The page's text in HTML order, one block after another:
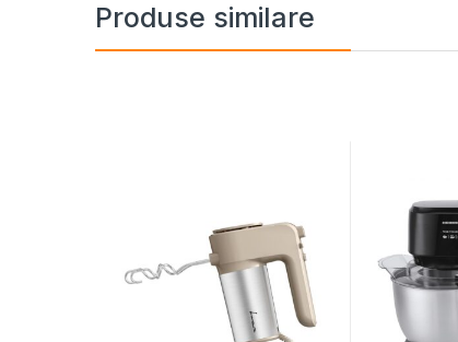
Produse similare